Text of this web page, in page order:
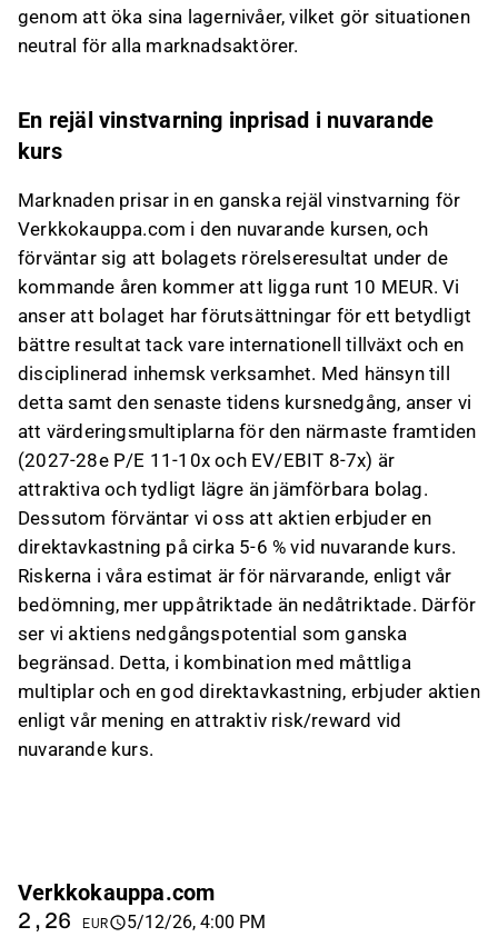
genom att öka sina lagernivåer, vilket gör situationen
neutral för alla marknadsaktörer.
En rejäl vinstvarning inprisad i nuvarande
kurs
Marknaden prisar in en ganska rejäl vinstvarning för
Verkkokauppa.com i den nuvarande kursen, och
förväntar sig att bolagets rörelseresultat under de
kommande åren kommer att ligga runt 10 MEUR. Vi
anser att bolaget har förutsättningar för ett betydligt
bättre resultat tack vare internationell tillväxt och en
disciplinerad inhemsk verksamhet. Med hänsyn till
detta samt den senaste tidens kursnedgång, anser vi
att värderingsmultiplarna för den närmaste framtiden
(2027-28e P/E 11-10x och EV/EBIT 8-7x) är
attraktiva och tydligt lägre än jämförbara bolag.
Dessutom förväntar vi oss att aktien erbjuder en
direktavkastning på cirka 5-6 % vid nuvarande kurs.
Riskerna i våra estimat är för närvarande, enligt vår
bedömning, mer uppåtriktade än nedåtriktade. Därför
ser vi aktiens nedgångspotential som ganska
begränsad. Detta, i kombination med måttliga
multiplar och en god direktavkastning, erbjuder aktien
enligt vår mening en attraktiv risk/reward vid
nuvarande kurs.
Verkkokauppa.com
2,26 EUR 5/12/26, 4:00 PM